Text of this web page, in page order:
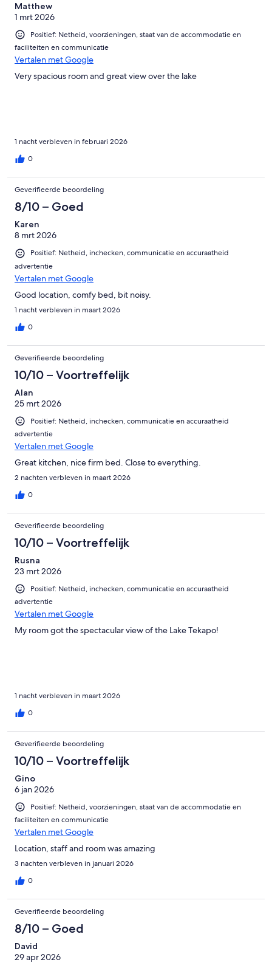
Matthew
1 mrt 2026
Positief: Netheid, voorzieningen, staat van de accommodatie en
faciliteiten en communicatie
Vertalen met Google
Very spacious room and great view over the lake
1 nacht verbleven in februari 2026
0
Geverifieerde beoordeling
8/10 – Goed
Karen
8 mrt 2026
Positief: Netheid, inchecken, communicatie en accuraatheid
advertentie
Vertalen met Google
Good location, comfy bed, bit noisy.
1 nacht verbleven in maart 2026
0
Geverifieerde beoordeling
10/10 – Voortreffelijk
Alan
25 mrt 2026
Positief: Netheid, inchecken, communicatie en accuraatheid
advertentie
Vertalen met Google
Great kitchen, nice firm bed. Close to everything.
2 nachten verbleven in maart 2026
0
Geverifieerde beoordeling
10/10 – Voortreffelijk
Rusna
23 mrt 2026
Positief: Netheid, inchecken, communicatie en accuraatheid
advertentie
Vertalen met Google
My room got the spectacular view of the Lake Tekapo!
1 nacht verbleven in maart 2026
0
Geverifieerde beoordeling
10/10 – Voortreffelijk
Gino
6 jan 2026
Positief: Netheid, voorzieningen, staat van de accommodatie en
faciliteiten en communicatie
Vertalen met Google
Location, staff and room was amazing
3 nachten verbleven in januari 2026
0
Geverifieerde beoordeling
8/10 – Goed
David
29 apr 2026